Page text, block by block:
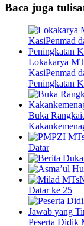
Baca juga
Lokakarya
KasiPenmad
Peningkatan
Buka
Datar
Datar ke 25
Peserta Didik